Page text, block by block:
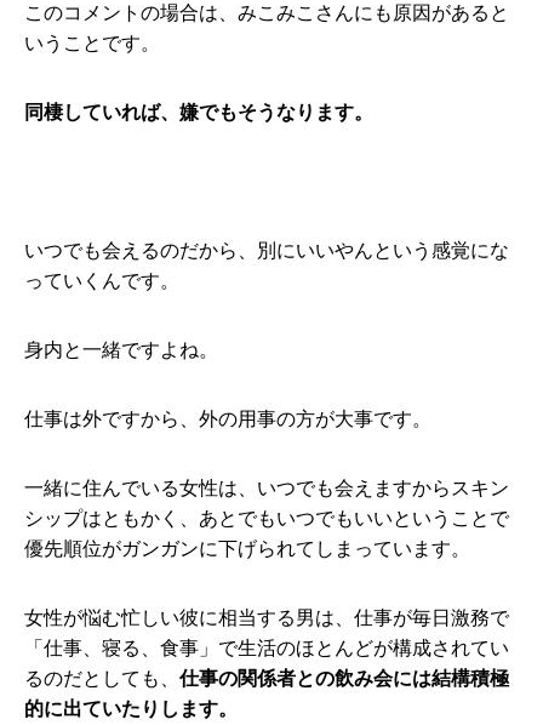
このコメントの場合は、みこみこさんにも原因があると
いうことです。
同棲していれば、嫌でもそうなります。
いつでも会えるのだから、別にいいやんという感覚にな
っていくんです。
身内と一緒ですよね。
仕事は外ですから、外の用事の方が大事です。
一緒に住んでいる女性は、いつでも会えますからスキン
シップはともかく、あとでもいつでもいいということで
優先順位がガンガンに下げられてしまっています。
女性が悩む忙しい彼に相当する男は、仕事が毎日激務で
「仕事、寝る、食事」で生活のほとんどが構成されてい
るのだとしても、 仕事の関係者との飲み会には結構積極
的に出ていたりします。